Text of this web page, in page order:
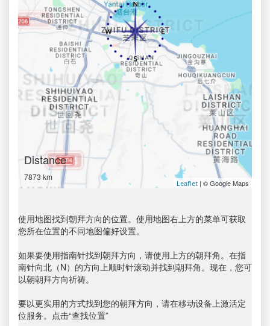
Distance
7873 km
Leaflet | © Google Maps
使用地图找到朝拜方向的位置。使用地图右上方的菜单可获取
您所在位置的不同地图偏好设置。
如果要使用指南针找到朝拜方向，请使用上方的朝拜角。在指
南针向北（N）的方向上顺时针滚动并找到朝拜角。现在，您可
以朝朝拜方向祈祷。
要以更实用的方式找到您的朝拜方向，请在移动设备上激活定
位服务。点击“查找位置”